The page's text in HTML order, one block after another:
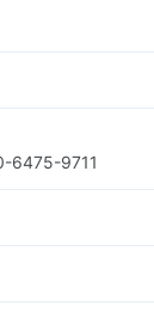
6475-9711